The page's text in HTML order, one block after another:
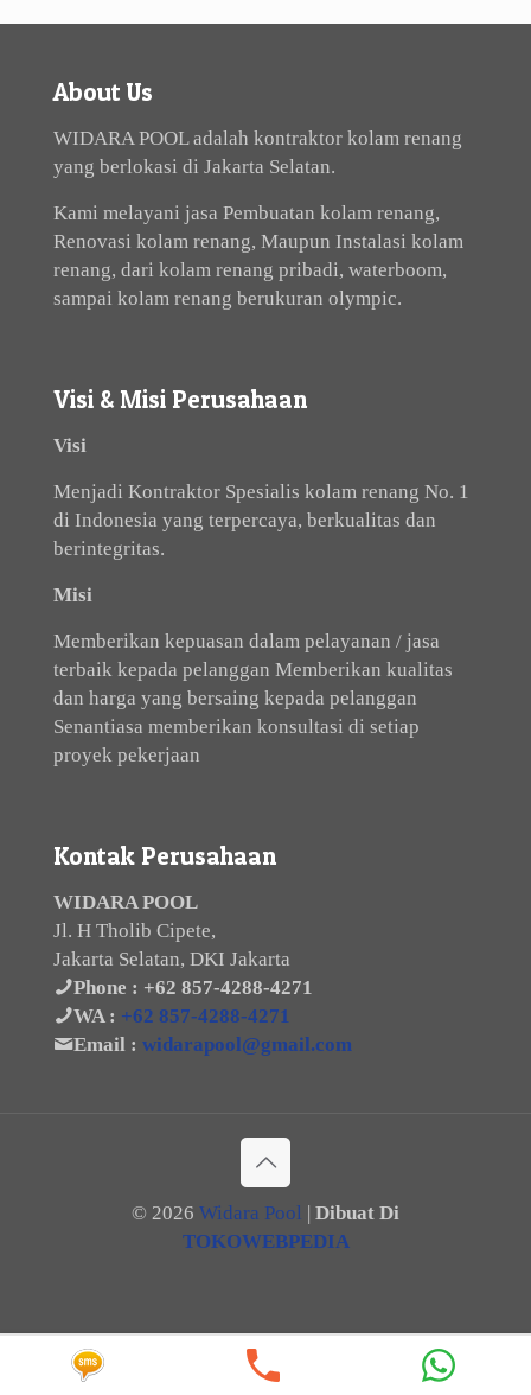
About Us
WIDARA POOL adalah kontraktor kolam renang
yang berlokasi di Jakarta Selatan.
Kami melayani jasa Pembuatan kolam renang,
Renovasi kolam renang, Maupun Instalasi kolam
renang, dari kolam renang pribadi, waterboom,
sampai kolam renang berukuran olympic.
Visi & Misi Perusahaan
Visi
Menjadi Kontraktor Spesialis kolam renang No. 1
di Indonesia yang terpercaya, berkualitas dan
berintegritas.
Misi
Memberikan kepuasan dalam pelayanan / jasa
terbaik kepada pelanggan Memberikan kualitas
dan harga yang bersaing kepada pelanggan
Senantiasa memberikan konsultasi di setiap
proyek pekerjaan
Kontak Perusahaan
WIDARA POOL
Jl. H Tholib Cipete,
Jakarta Selatan, DKI Jakarta
Phone : +62 857-4288-4271
WA : +62 857-4288-4271
Email : widarapool@gmail.com
© 2026 Widara Pool | Dibuat Di
TOKOWEBPEDIA